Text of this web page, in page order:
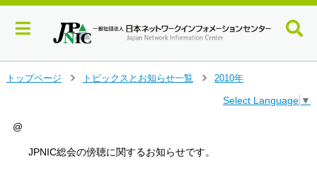
トップページ
トピックスとお知らせ一覧
2010年
Select Language ▼
@
JPNIC総会の傍聴に関するお知らせです。